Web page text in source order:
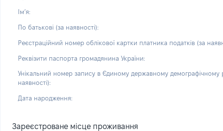
Імʼя:
По батькові (за наявності):
Реєстраційний номер облікової картки платника податків (за
Реквізити паспорта громадянина України:
Унікальний номер запису в Єдиному державному демографічному
наявності):
Дата народження:
Зареєстроване місце проживання